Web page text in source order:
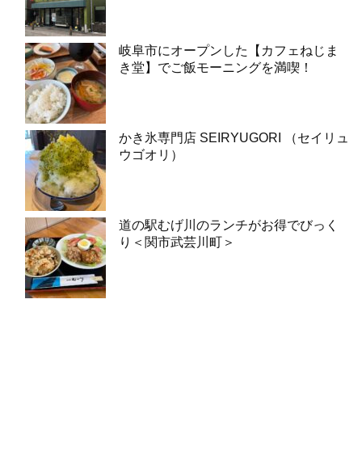
岐阜市にオープンした【カフェねじま
き堂】でご飯モーニングを満喫！
かき氷専門店 SEIRYUGORI （セイリュ
ウゴオリ）
道の駅むげ川のランチがお得でびっく
り＜関市武芸川町＞